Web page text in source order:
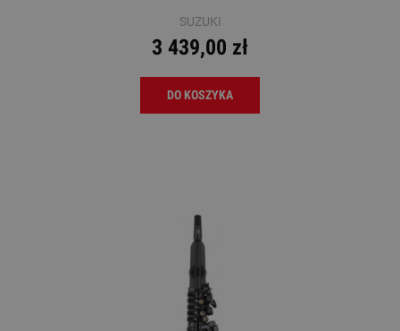
SUZUKI
3 439,00 zł
DO KOSZYKA